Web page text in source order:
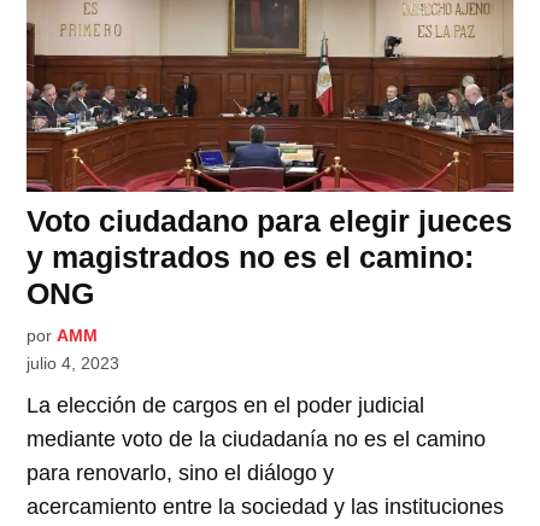
Voto ciudadano para elegir jueces
y magistrados no es el camino:
ONG
por AMM
julio 4, 2023
La elección de cargos en el poder judicial
mediante voto de la ciudadanía no es el camino
para renovarlo, sino el diálogo y
acercamiento entre la sociedad y las instituciones